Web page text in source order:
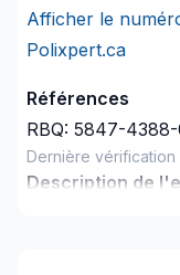
Afficher le
Polixpert.ca
Références
RBQ: 5847-4388-
Dernière vérification
Description de